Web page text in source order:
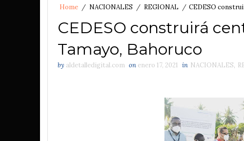
Home / NACIONALES / REGIONAL / CEDESO
CEDESO construirá
Tamayo, Bahoruco
by aldetalledigital.com on enero 17, 2021 in NACIONALES,